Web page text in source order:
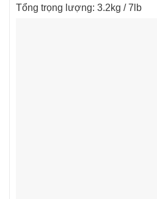
Tổng trọng lượng: 3.2kg / 7lb